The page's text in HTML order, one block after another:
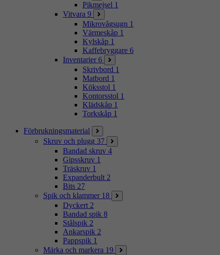
Pikmejsel 1
Vitvara 9
Mikrovågsugn 1
Värmeskåp 1
Kylskåp 1
Kaffebryggare 6
Inventarier 6
Skrivbord 1
Matbord 1
Köksstol 1
Kontorsstol 1
Klädskåp 1
Torkskåp 1
Förbrukningsmaterial
Skruv och plugg 37
Bandad skruv 4
Gipsskruv 1
Träskruv 1
Expanderbult 2
Bits 27
Spik och klammer 18
Dyckert 2
Bandad spik 8
Stålspik 2
Ankarspik 2
Pappspik 1
Märka och markera 19